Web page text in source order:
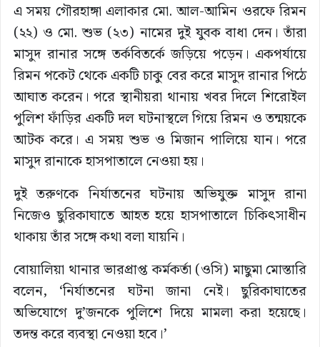
এ সময় গৌরহাঙ্গা এলাকার মো. আল-আমিন ওরফে রিমন
(২২) ও মো. শুভ (২৩) নামের দুই যুবক বাধা দেন। তাঁরা
মাসুদ রানার সঙ্গে তর্কবিতর্কে জড়িয়ে পড়েন। একপর্যায়ে
রিমন পকেট থেকে একটি চাকু বের করে মাসুদ রানার পিঠে
আঘাত করেন। পরে স্থানীয়রা থানায় খবর দিলে শিরোইল
পুলিশ ফাঁড়ির একটি দল ঘটনাস্থলে গিয়ে রিমন ও তন্ময়কে
আটক করে। এ সময় শুভ ও মিজান পালিয়ে যান। পরে
মাসুদ রানাকে হাসপাতালে নেওয়া হয়।
দুই তরুণকে নির্যাতনের ঘটনায় অভিযুক্ত মাসুদ রানা
নিজেও ছুরিকাঘাতে আহত হয়ে হাসপাতালে চিকিৎসাধীন
থাকায় তাঁর সঙ্গে কথা বলা যায়নি।
বোয়ালিয়া থানার ভারপ্রাপ্ত কর্মকর্তা (ওসি) মাছুমা মোস্তারি
বলেন, ‘নির্যাতনের ঘটনা জানা নেই। ছুরিকাঘাতের
অভিযোগে দু’জনকে পুলিশে দিয়ে মামলা করা হয়েছে।
তদন্ত করে ব্যবস্থা নেওয়া হবে।’